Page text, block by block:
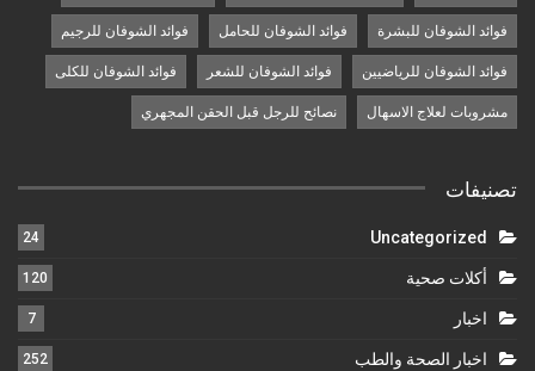
فوائد الشوفان للبشرة فوائد الشوفان للحامل فوائد الشوفان للرجيم
فوائد الشوفان للرياضيين فوائد الشوفان للشعر فوائد الشوفان للكلى
مشروبات لعلاج الاسهال نصائح للرجل قبل الحقن المجهري
تصنيفات
Uncategorized
24
أكلات صحية 120
اخبار 7
اخبار الصحة والطب 252